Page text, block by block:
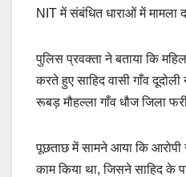
NIT में संबंधित धाराओं में मामला
पुलिस प्रवक्ता ने बताया कि
करते हुए साहिद वासी गाँव
रूबड़ मौहल्ला गाँव धौज जिला
पूछताछ में सामने आया कि
काम किया था, जिसने साहिद के